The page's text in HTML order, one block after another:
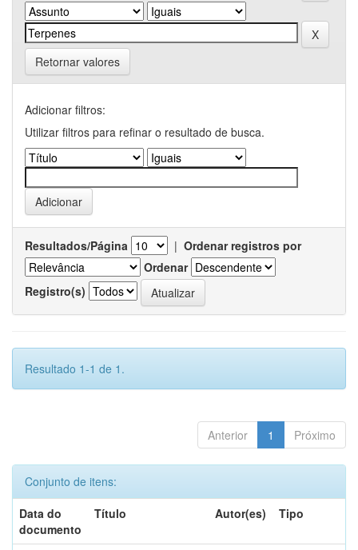
Retornar valores
Adicionar filtros:
Utilizar filtros para refinar o resultado de busca.
Resultados/Página | Ordenar registros por
Ordenar
Registro(s)
Resultado 1-1 de 1.
Anterior 1 Próximo
Conjunto de itens:
Data do
documento
Título Autor(es) Tipo